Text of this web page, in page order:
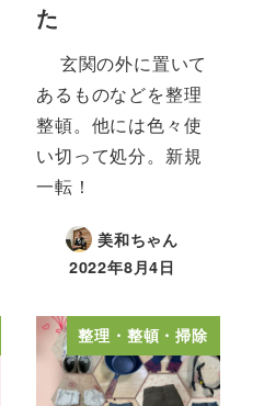
た
玄関の外に置いて
あるものなどを整理
整頓。他には色々使
い切って処分。新規
一転！
美和ちゃん
2022年8月4日
整理・整頓・掃除